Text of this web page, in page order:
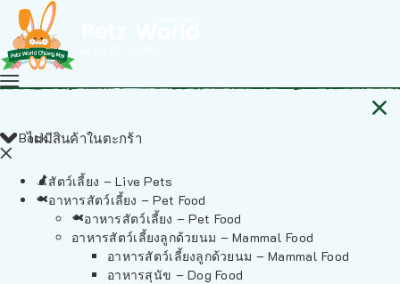
ไม่มีสินค้าในตะกร้า
Back
สัตว์เลี้ยง – Live Pets
อาหารสัตว์เลี้ยง – Pet Food
อาหารสัตว์เลี้ยง – Pet Food
อาหารสัตว์เลี้ยงลูกด้วยนม – Mammal Food
อาหารสัตว์เลี้ยงลูกด้วยนม – Mammal Food
อาหารสุนัข – Dog Food